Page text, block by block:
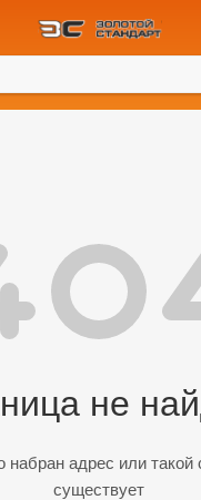
не
набран адрес или такой
существует